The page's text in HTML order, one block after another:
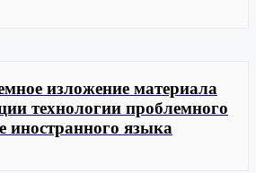
изложение материала
технологии проблемного
иностранного языка